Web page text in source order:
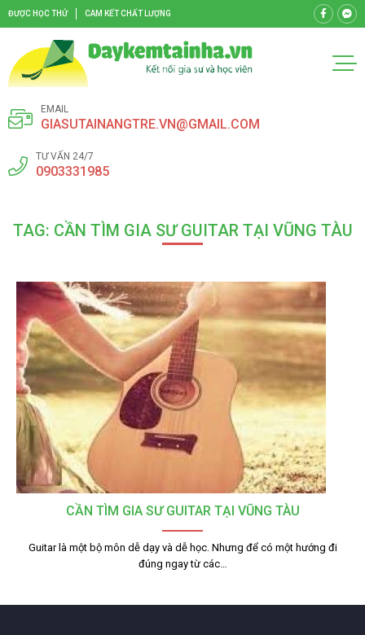
ĐƯỢC HỌC THỬ CAM KẾT CHẤT LƯỢNG
EMAIL
GIASUTAINANGTRE.VN@GMAIL.COM
TƯ VẤN 24/7
0903331985
TAG: CẦN TÌM GIA SƯ GUITAR TẠI VŨNG TÀU
CẦN TÌM GIA SƯ GUITAR TẠI VŨNG TÀU
Guitar là một bộ môn dễ dạy và dễ học. Nhưng để có một hướng đi
đúng ngay từ các…